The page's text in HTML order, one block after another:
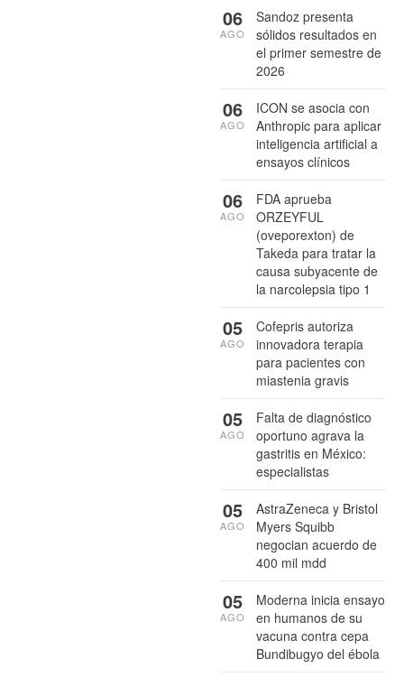
Sandoz presenta
sólidos resultados en
el primer semestre de
2026
06
AGO
ICON se asocia con
Anthropic para aplicar
inteligencia artificial a
ensayos clínicos
06
AGO
FDA aprueba
ORZEYFUL
(oveporexton) de
Takeda para tratar la
causa subyacente de
la narcolepsia tipo 1
06
AGO
Cofepris autoriza
innovadora terapia
para pacientes con
miastenia gravis
05
AGO
Falta de diagnóstico
oportuno agrava la
gastritis en México:
especialistas
05
AGO
AstraZeneca y Bristol
Myers Squibb
negocian acuerdo de
400 mil mdd
05
AGO
Moderna inicia ensayo
en humanos de su
vacuna contra cepa
Bundibugyo del ébola
05
AGO